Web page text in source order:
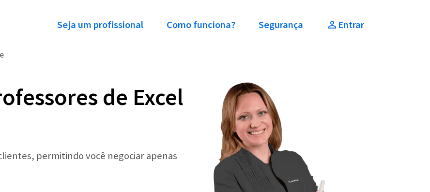
Seja um profissional Como funciona? Segurança Entrar
de Excel
permitindo você negociar apenas